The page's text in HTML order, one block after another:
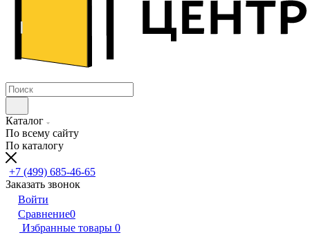
Каталог
По всему сайту
По каталогу
+7 (499) 685-46-65
Заказать звонок
Войти
Сравнение0
Избранные товары 0